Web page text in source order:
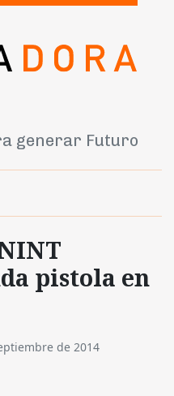
generar Futuro
pistola en
de 2014